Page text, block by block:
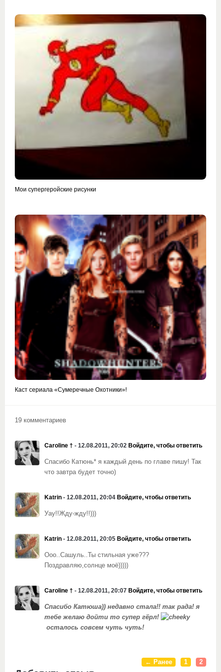
Мои супергеройские рисунки
Каст сериала «Сумеречные Охотники»!
19 комментариев
Caroline † - 12.08.2011, 20:02 Войдите, чтобы ответить
Спасибо Катюнь* я каждый день по главе пишу! Так
что завтра будет точно)
Katrin - 12.08.2011, 20:04 Войдите, чтобы ответить
Уау!!Жду-жду!!)))
Katrin - 12.08.2011, 20:05 Войдите, чтобы ответить
Ооо..Сашуль..Ты стильная уже???
Поздравляю,солнце моё)))))
Caroline † - 12.08.2011, 20:07 Войдите, чтобы ответить
Спасибо Катюша)) недавно стала!! так рада! я
тебе желаю дойти то супер гёрл!
осталось совсем чуть чуть!
← Ранее 1 2